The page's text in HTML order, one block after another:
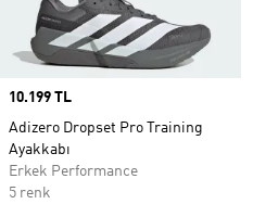
Price
10.199 TL
Adizero Dropset Pro Training
Ayakkabı
Erkek Performance
5 renk